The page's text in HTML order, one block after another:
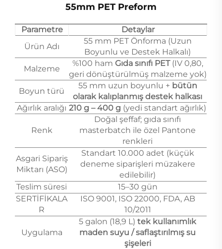
55mm PET Preform
Parametre
Detaylar
Ürün Adı
55 mm PET Önforma (Uzun
Boyunlu ve Destek Halkalı)
Malzeme
%100 ham Gıda sınıfı PET (IV 0,80,
geri dönüştürülmüş malzeme yok)
Boyun türü
55 mm uzun boyunlu + bütün
olarak kalıplanmış destek halkası
Ağırlık aralığı 210 g – 400 g (yedi standart ağırlık)
Renk
Doğal şeffaf; gıda sınıfı
masterbatch ile özel Pantone
renkleri
Asgari Sipariş
Miktarı (ASO)
Standart 10.000 adet (küçük
deneme siparişleri müzakere
edilebilir)
Teslim süresi
15–30 gün
SERTİFİKALA
R
ISO 9001, ISO 22000, FDA, AB
10/2011
Uygulama
5 galon (18,9 L) tek kullanımlık
maden suyu / saflaştırılmış su
şişeleri